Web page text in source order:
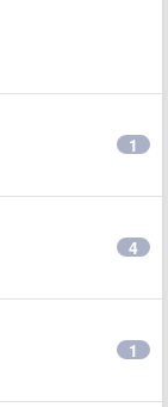
1
4
1